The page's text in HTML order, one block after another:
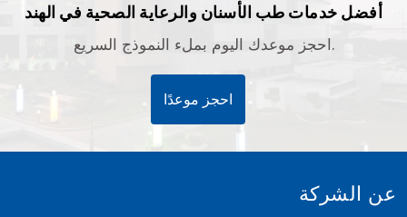
أفضل خدمات طب الأسنان والرعاية الصحية في الهند
احجز موعدك اليوم بملء النموذج السريع.
احجز موعدًا
عن الشركة